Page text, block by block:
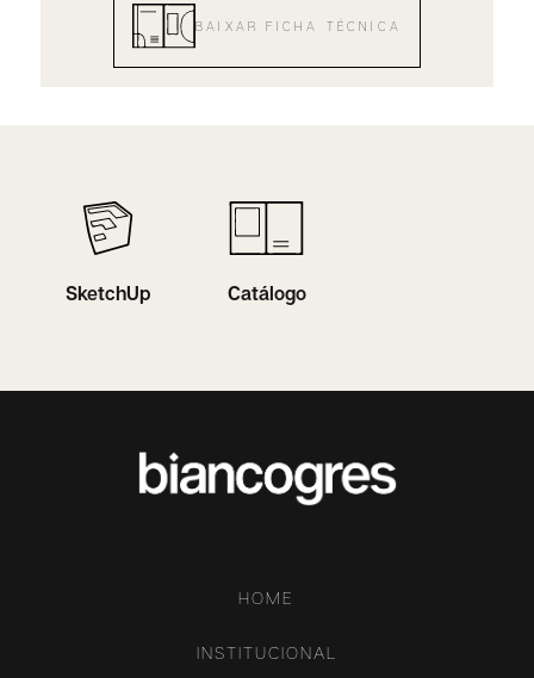
BAIXAR FICHA TÉCNICA
SketchUp Catálogo
HOME
INSTITUCIONAL